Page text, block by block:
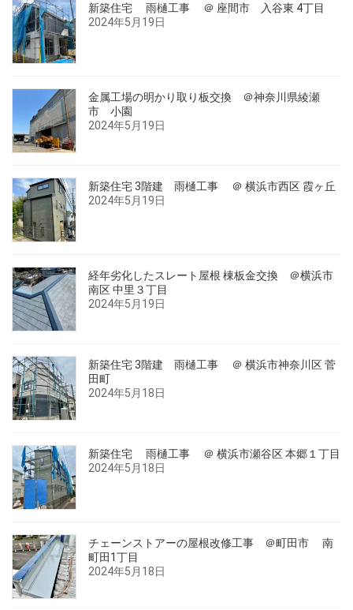
新築住宅 雨樋工事 ＠ 座間市 入谷東 4丁目
2024年5月19日
金属工場の明かり取り板交換 ＠神奈川県綾瀬
市 小園
2024年5月19日
新築住宅 3階建 雨樋工事 ＠ 横浜市西区 霞ヶ丘
2024年5月19日
経年劣化したスレート屋根 棟板金交換 ＠横浜市
南区 中里３丁目
2024年5月19日
新築住宅 3階建 雨樋工事 ＠ 横浜市神奈川区 菅
田町
2024年5月18日
新築住宅 雨樋工事 ＠ 横浜市瀬谷区 本郷１丁目
2024年5月18日
チェーンストアーの屋根改修工事 ＠町田市 南
町田1丁目
2024年5月18日